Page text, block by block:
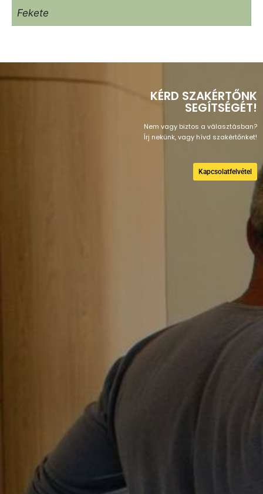
Fekete
KÉRD SZAKÉRTŐNK
SEGÍTSÉGÉT!
Nem vagy biztos a választásban?
Írj nekünk, vagy hívd szakértőnket!
Kapcsolatfelvétel